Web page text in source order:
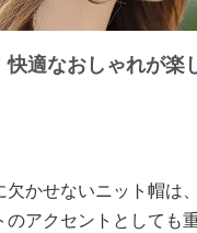
適なおしゃれが楽
欠かせないニット帽は
のアクセントとしても